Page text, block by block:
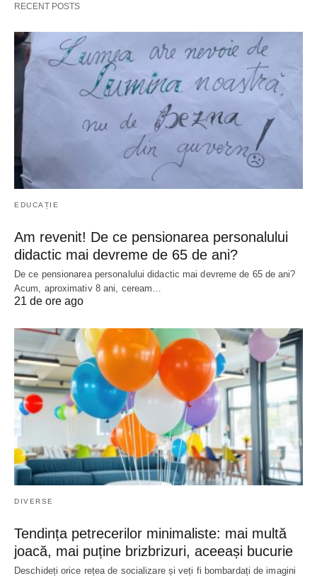
RECENT POSTS
EDUCAȚIE
Am revenit! De ce pensionarea personalului
didactic mai devreme de 65 de ani?
De ce pensionarea personalului didactic mai devreme de 65 de ani?
Acum, aproximativ 8 ani, ceream…
21 de ore ago
DIVERSE
Tendința petrecerilor minimaliste: mai multă
joacă, mai puține brizbrizuri, aceeași bucurie
Deschideți orice rețea de socializare și veți fi bombardați de imagini